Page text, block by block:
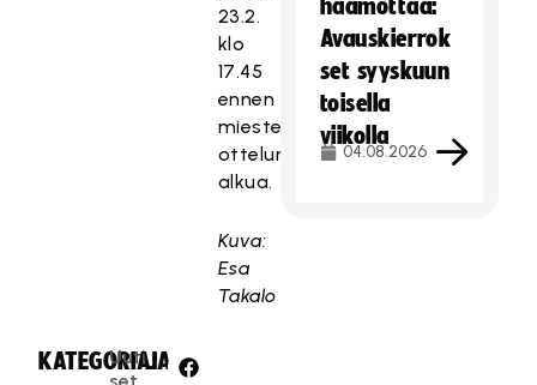
23.2.
klo
17.45
ennen
miesten
ottelun
alkua.
Kuva:
Esa
Takalo
KATEGORIA:
Uuti
set
JAA:
häämöttää:
Avauskierrok
set syyskuun
toisella
viikolla
04.08.2026